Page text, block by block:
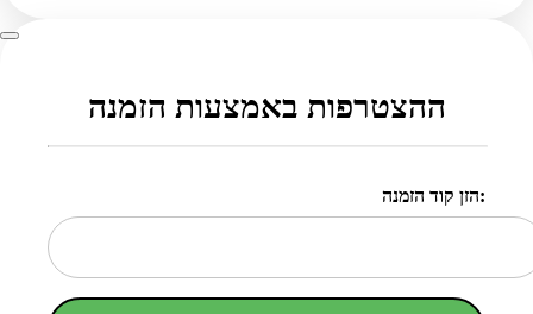
ההצטרפות באמצעות הזמנה
הזן קוד הזמנה: